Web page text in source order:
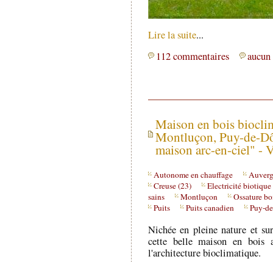
Lire la suite...
112 commentaires
Maison en bois
Montluçon, Puy-de-
maison arc-en-ciel" -
Autonome en chauffage
Creuse (23)
Electricité biotique
sains
Montluçon
Ossature
Puits
Puits canadien Puy-
Nichée en pleine nature et
cette belle maison en bois
l'architecture bioclimatique.